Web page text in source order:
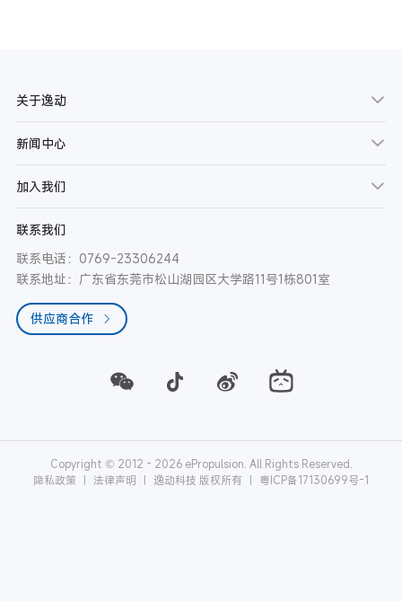
关于逸动
新闻中心
加入我们
联系我们
联系电话：0769-23306244
联系地址：广东省东莞市松山湖园区大学路11号1栋801室
供应商合作
Copyright © 2012 - 2026 ePropulsion. All Rights Reserved.
隐私政策
| 法律声明 | 逸动科技 版权所有 | 粤ICP备17130699号-1